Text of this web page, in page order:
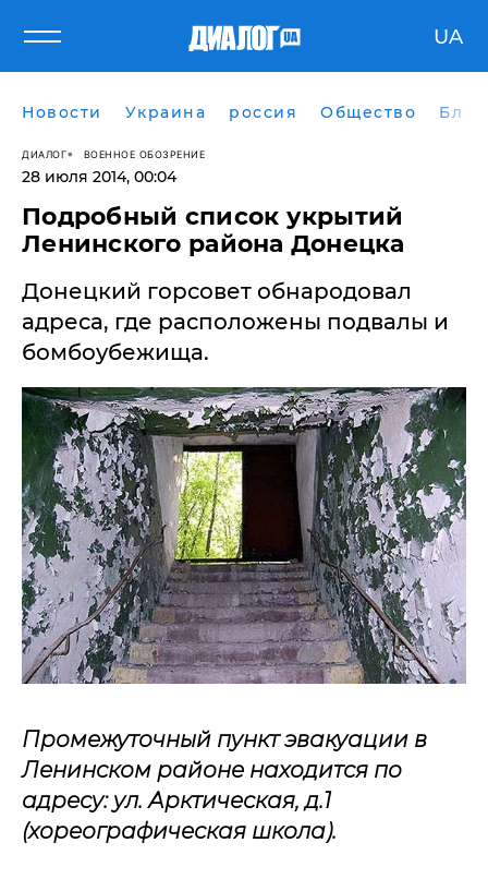
UA
Новости Украина россия Общество
ДИАЛОГ ВОЕННОЕ ОБОЗРЕНИЕ
28 июля 2014, 00:04
Подробный список укрытий
Ленинского района Донецка
Донецкий горсовет обнародовал
адреса, где расположены подвалы и
бомбоубежища.
Промежуточный пункт эвакуации в
Ленинском районе находится по
адресу: ул. Арктическая, д.1
(хореографическая школа).